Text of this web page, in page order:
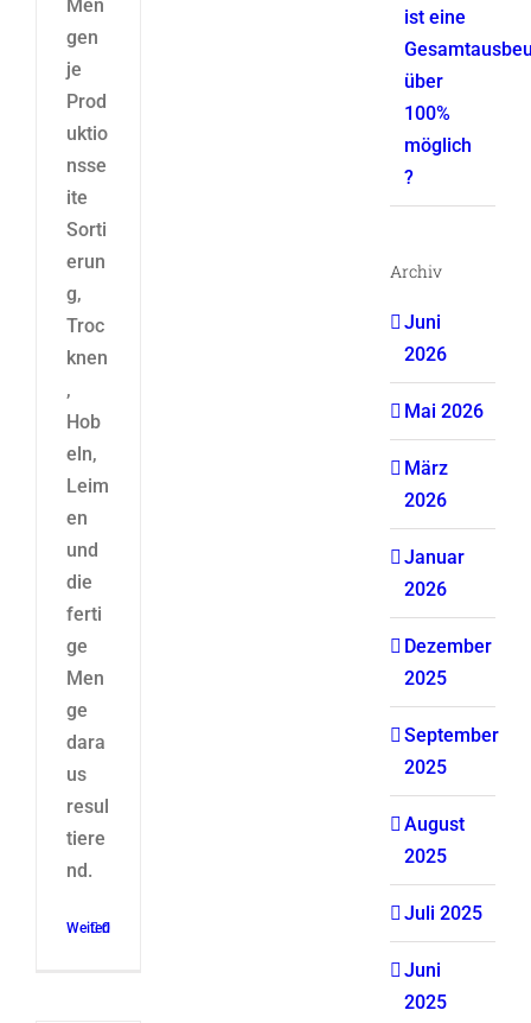
Men
gen
je
Prod
uktio
nsse
ite
Sorti
erun
g,
Troc
knen
,
Hob
eln,
Leim
en
und
die
ferti
ge
Men
ge
dara
us
resul
tiere
nd.
Weiterlesen
0
ist eine
über
100%
möglich
?
Archiv
Juni
2026
Mai 2026
März
2026
Januar
2026
Dezember
2025
September
2025
August
2025
Juli 2025
Juni
2025